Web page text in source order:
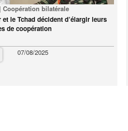
Coopération bilatérale
et le Tchad décident d’élargir leurs
de coopération
07/08/2025